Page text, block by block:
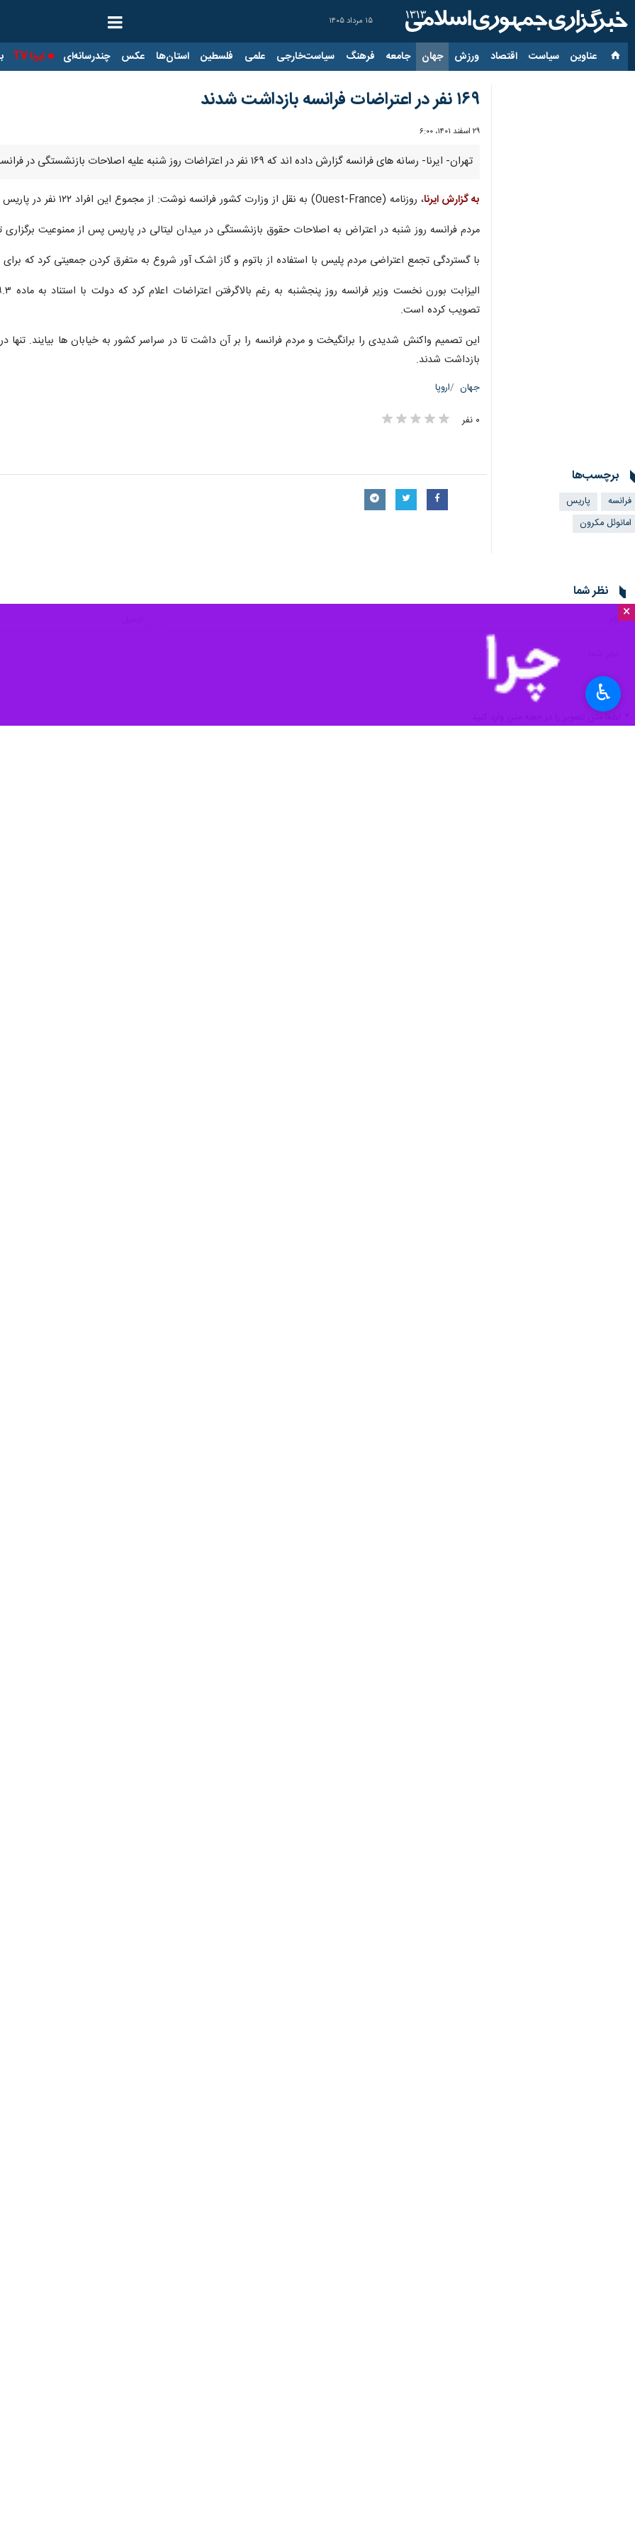
۱۵ مرداد ۱۴۰۵
عناوین‌ سیاست اقتصاد ورزش جهان جامعه فرهنگ سیاست‌خارجی علمی فلسطین استان‌ها عکس چندرسانه‌ای ایرنا TV
×
۱۶۹ نفر در اعتراضات فرانسه بازداشت شدند
۲۹ اسفند ۱۴۰۱، ۶:۰۰
تهران- ایرنا- رسانه های فرانسه گزارش داده اند که ۱۶۹ نفر در اعتراضات روز شنبه علیه اصلاحات بازنشستگی در فرانسه بازداشت شدند.
به گزارش ایرنا، روزنامه (Ouest-France) به نقل از وزارت کشور فرانسه نوشت: از مجموع این افراد ۱۲۲ نفر در پاریس و بقه در دیگر مناطق فرانسه بازداشت شده اند.
مردم فرانسه روز شنبه در اعتراض به اصلاحات حقوق بازنشستگی در میدان لیتالی در پاریس پس از ممنوعیت
با گستردگی تجمع اعتراضی مردم پلیس با استفاده از باتوم و گاز اشک آور شروع به متفرق کردن جمعیتی کرد که
تصویب کرده است.
بازداشت شدند.
جهان اروپا
۰ نفر
برچسب‌ها
فرانسه
پاریس
امانوئل مکرون
نظر شما
لطفا متن تصویر را در جعبه متن وارد کنید
♿︎